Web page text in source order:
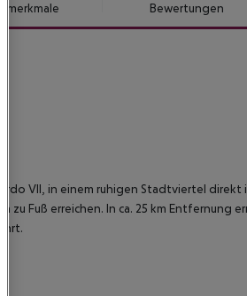
Bewertungen
VII, in einem ruhigen Stadtviertel direkt
Fuß erreichen. In ca. 25 km Entfernung